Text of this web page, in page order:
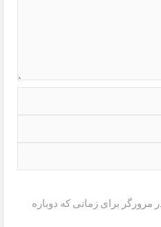
مرورگر برای زمانی که دوباره